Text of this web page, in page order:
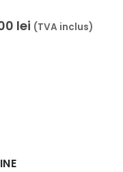
lei (TVA inclus)